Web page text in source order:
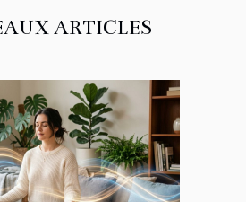
ARTICLES